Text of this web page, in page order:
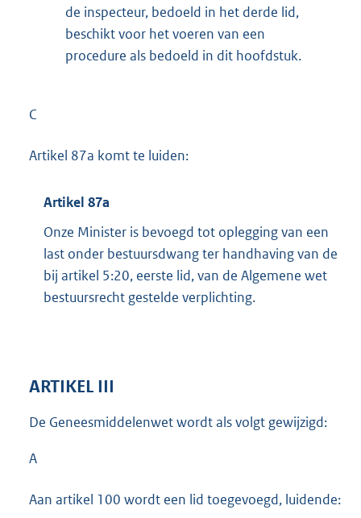
de inspecteur, bedoeld in het derde lid,
beschikt voor het voeren van een
procedure als bedoeld in dit hoofdstuk.
C
Artikel 87a komt te luiden:
Artikel 87a
Onze Minister is bevoegd tot oplegging van een
last onder bestuursdwang ter handhaving van de
bij artikel 5:20, eerste lid, van de Algemene wet
bestuursrecht gestelde verplichting.
ARTIKEL III
De Geneesmiddelenwet wordt als volgt gewijzigd:
A
Aan artikel 100 wordt een lid toegevoegd, luidende: